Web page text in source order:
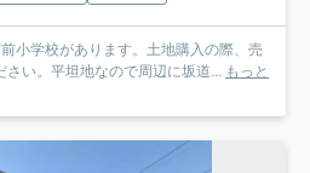
小学校があります。土地購入の際、売
い。平坦地なので周辺に坂道... もっと